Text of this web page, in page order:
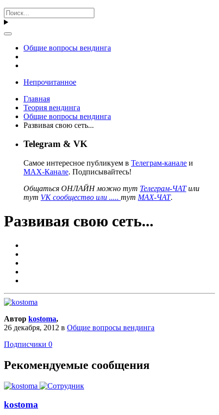
Общие вопросы вендинга
Непрочитанное
Главная
Теория вендинга
Общие вопросы вендинга
Развивая свою сеть...
Telegram & VK
Самое интересное публикуем в Телеграм-канале и
MAX-Канале. Подписывайтесь!
Общаться ОНЛАЙН можно тут Телеграм-ЧАТили
тут VK сообщество или ..... тут MAX-ЧАТ.
Развивая свою сеть...
Автор kostoma,
26 декабря, 2012 в Общие вопросы вендинга
Подписчики 0
Рекомендуемые сообщения
kostoma